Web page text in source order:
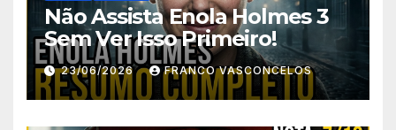
Não Assista Enola Holmes 3
Sem Ver Isso Primeiro!
23/06/2026 FRANCO VASCONCELOS